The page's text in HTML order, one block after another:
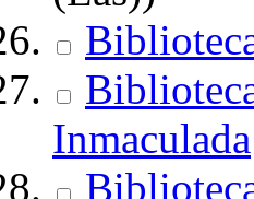
Inmaculada